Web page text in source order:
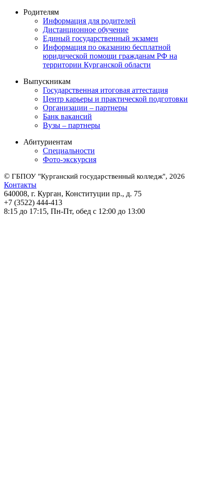
Родителям
Информация для родителей
Дистанционное обучение
Единый государственный экзамен
Информация по оказанию бесплатной
юридической помощи гражданам РФ на
территории Курганской области
Выпускникам
Государственная итоговая аттестация
Центр карьеры и практической подготовки
Организации – партнеры
Банк вакансий
Вузы – партнеры
Абитуриентам
Специальности
Фото-экскурсия
© ГБПОУ "Курганский государственный колледж", 2026
Контакты
640008, г. Курган, Конституции пр., д. 75
+7 (3522) 444-413
8:15 до 17:15, Пн-Пт, обед с 12:00 до 13:00